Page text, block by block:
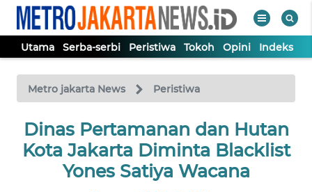
Utama Serba-serbi Peristiwa Tokoh Opini Indeks
Metro jakarta News Peristiwa
Dinas Pertamanan dan Hutan
Kota Jakarta Diminta Blacklist
Yones Satiya Wacana
TV
Tutup
UTAMA